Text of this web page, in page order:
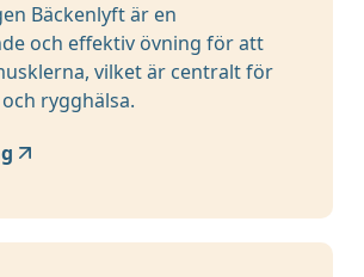
Bäckenlyft är en
och effektiv övning för att
vilket är centralt för
rygghälsa.